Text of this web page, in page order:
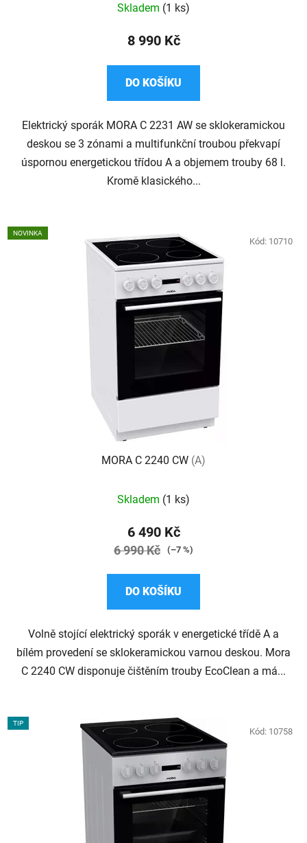
Skladem (1 ks)
8 990 Kč
DO KOŠÍKU
Elektrický sporák MORA C 2231 AW se sklokeramickou
deskou se 3 zónami a multifunkční troubou překvapí
úspornou energetickou třídou A a objemem trouby 68 l.
Kromě klasického...
NOVINKA
MORA C 2240 CW (A)
Skladem (1 ks)
6 490 Kč
6 990 Kč (–7 %)
DO KOŠÍKU
Volně stojící elektrický sporák v energetické třídě A a
bílém provedení se sklokeramickou varnou deskou. Mora
C 2240 CW disponuje čištěním trouby EcoClean a má...
Kód: 10710
TIP
Kód: 10758